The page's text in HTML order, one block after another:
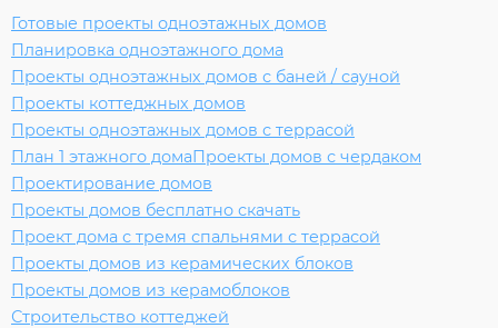
Готовые проекты одноэтажных домов
Планировка одноэтажного дома
Проекты одноэтажных домов с баней / сауной
Проекты коттеджных домов
Проекты одноэтажных домов с террасой
План 1 этажного домаПроекты домов с чердаком
Проектирование домов
Проекты домов бесплатно скачать
Проект дома с тремя спальнями с террасой
Проекты домов из керамических блоков
Проекты домов из керамоблоков
Строительство коттеджей